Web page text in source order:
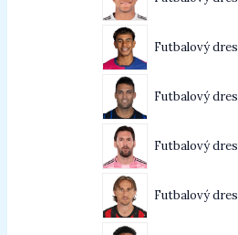
Futbalový
Futbalový
Futbalový
Futbalový